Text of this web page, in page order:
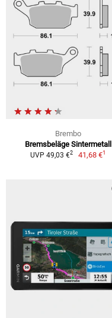
Brembo
Bremsbeläge Sintermetall
UVP 49,03 €2 41,68 €1